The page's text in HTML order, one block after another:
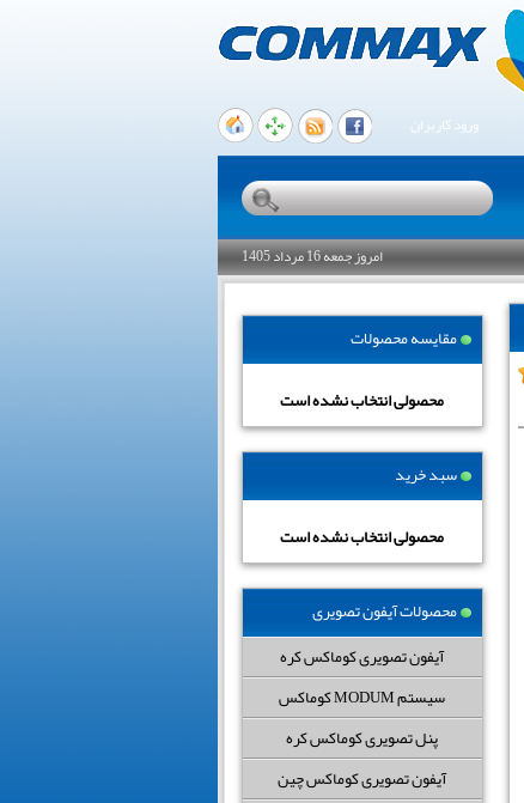
ورود کاربران
امروز جمعه 16 مرداد 1405
مقایسه محصولات
محصولی انتخاب نشده است
سبد خرید
محصولی انتخاب نشده است
محصولات آیفون تصویری
آیفون تصویری کوماکس کره
سیستم MODUM کوماکس
پنل تصویری کوماکس کره
آیفون تصویری کوماکس چین